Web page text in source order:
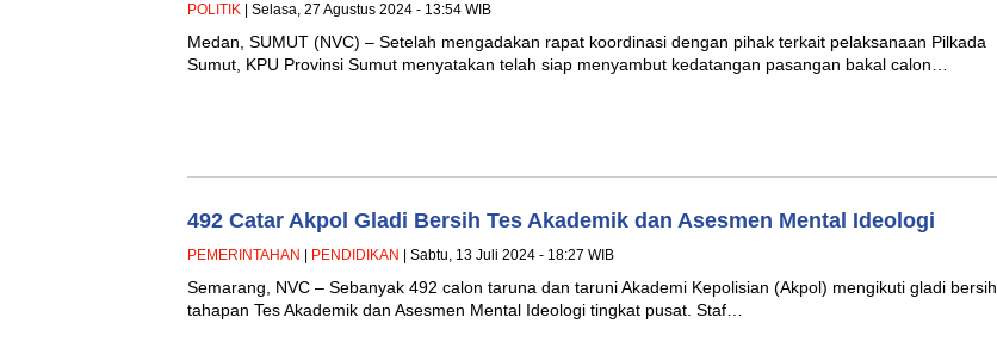
POLITIK | Selasa, 27 Agustus 2024 - 13:54 WIB
Medan, SUMUT (NVC) – Setelah mengadakan rapat koordinasi dengan pihak terkait pelaksanaan Pilkada
Sumut, KPU Provinsi Sumut menyatakan telah siap menyambut kedatangan pasangan bakal calon…
492 Catar Akpol Gladi Bersih Tes Akademik dan Asesmen Mental Ideologi
PEMERINTAHAN PENDIDIKAN | Sabtu, 13 Juli 2024 - 18:27 WIB
Semarang, NVC – Sebanyak 492 calon taruna dan taruni Akademi Kepolisian (Akpol) mengikuti gladi bersih
tahapan Tes Akademik dan Asesmen Mental Ideologi tingkat pusat. Staf…